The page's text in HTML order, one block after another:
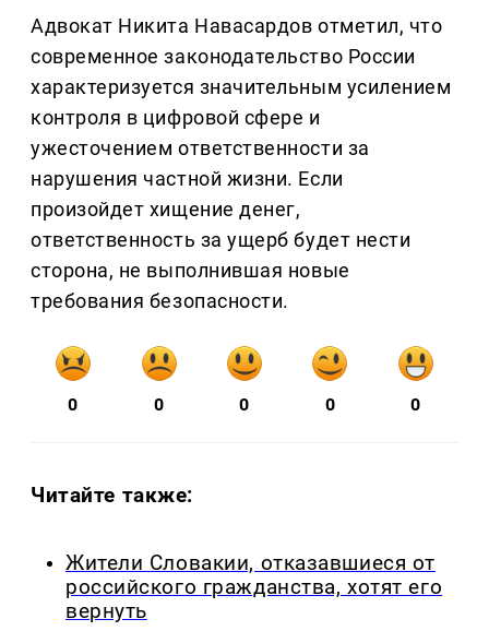
Адвокат Никита Навасардов отметил, что
современное законодательство России
характеризуется значительным усилением
контроля в цифровой сфере и
ужесточением ответственности за
нарушения частной жизни. Если
произойдет хищение денег,
ответственность за ущерб будет нести
сторона, не выполнившая новые
требования безопасности.
0 0 0 0 0
Читайте также:
Жители Словакии, отказавшиеся от
российского гражданства, хотят его
вернуть